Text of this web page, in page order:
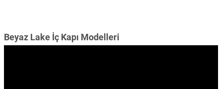
Beyaz Lake İç Kapı Modelleri